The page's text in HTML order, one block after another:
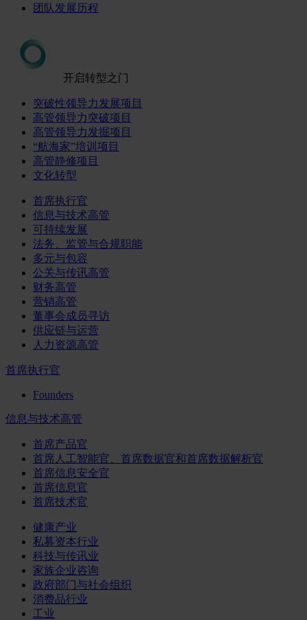
团队发展历程
开启转型之门
突破性领导力发展项目
高管领导力突破项目
高管领导力发掘项目
“航海家”培训项目
高管静修项目
文化转型
首席执行官
信息与技术高管
可持续发展
法务、监管与合规职能
多元与包容
公关与传讯高管
财务高管
营销高管
董事会成员寻访
供应链与运营
人力资源高管
首席执行官
Founders
信息与技术高管
首席产品官
首席人工智能官、首席数据官和首席数据解析官
首席信息安全官
首席信息官
首席技术官
健康产业
私募资本行业
科技与传讯业
家族企业咨询
政府部门与社会组织
消费品行业
工业